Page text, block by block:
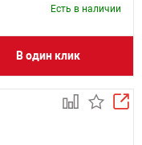
Есть в наличии
В один клик